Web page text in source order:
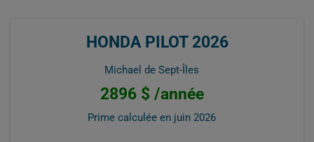
HONDA PILOT 2026
Michael de Sept-Îles
2896 $ /année
Prime calculée en juin 2026